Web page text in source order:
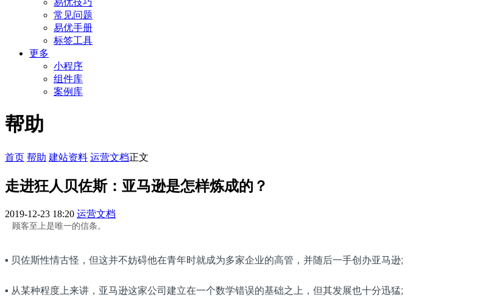
易优技巧
常见问题
易优手册
标签工具
更多
小程序
组件库
案例库
帮助
首页 帮助 建站资料 运营文档正文
走进狂人贝佐斯：亚马逊是怎样炼成的？
2019-12-23 18:20 运营文档
顾客至上是唯一的信条。
▪ 贝佐斯性情古怪，但这并不妨碍他在青年时就成为多家企业的高管，并随后一手创办亚马逊;
▪ 从某种程度上来讲，亚马逊这家公司建立在一个数学错误的基础之上，但其发展也十分迅猛;